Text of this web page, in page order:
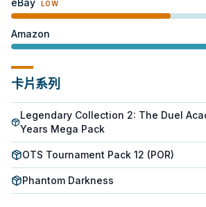
eBay LOW
Amazon
卡片系列
Legendary Collection 2: The Duel
Years Mega Pack
OTS Tournament Pack 12 (POR)
Phantom Darkness